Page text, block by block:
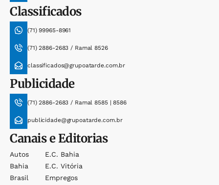
Classificados
(71) 99965-8961
(71) 2886-2683 / Ramal 8526
classificados@grupoatarde.com.br
Publicidade
(71) 2886-2683 / Ramal 8585 | 8586
publicidade@grupoatarde.com.br
Canais e Editorias
Autos
Bahia
Brasil
E.c. Bahia
E.c. Vitória
Empregos